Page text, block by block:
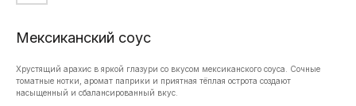
Мексиканский соус
Хрустящий арахис в яркой глазури со вкусом мексиканского соуса. Сочные
томатные нотки, аромат паприки и приятная тёплая острота создают
насыщенный и сбалансированный вкус.